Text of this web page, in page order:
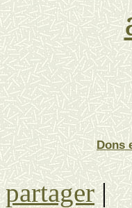
Dons
partager |